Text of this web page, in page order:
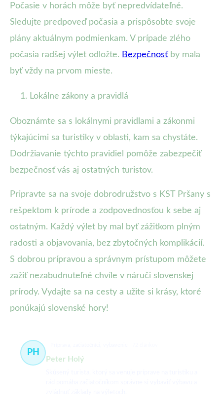
Počasie v horách môže byť nepredvídateľné.
Sledujte predpoveď počasia a prispôsobte svoje
plány aktuálnym podmienkam. V prípade zlého
počasia radšej výlet odložte. Bezpečnosťby mala
byť vždy na prvom mieste.
Lokálne zákony a pravidlá
Oboznámte sa s lokálnymi pravidlami a zákonmi
týkajúcimi sa turistiky v oblasti, kam sa chystáte.
Dodržiavanie týchto pravidiel pomôže zabezpečiť
bezpečnosť vás aj ostatných turistov.
Pripravte sa na svoje dobrodružstvo s KST Pršany s
rešpektom k prírode a zodpovednosťou k sebe aj
ostatným. Každý výlet by mal byť zážitkom plným
radosti a objavovania, bez zbytočných komplikácií.
S dobrou prípravou a správnym prístupom môžete
zažiť nezabudnuteľné chvíle v náruči slovenskej
prírody. Vydajte sa na cesty a užite si krásy, ktoré
ponúkajú slovenské hory!
PH
Peter Holý